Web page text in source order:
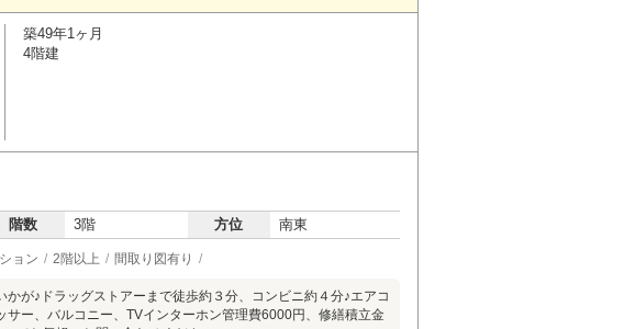
築49年1ヶ月
4階建
階数 3階 方位 南東
ョン 2階以上 間取り図有り
が♪ドラッグストアーまで徒歩約３分、コンビニ約４分♪エアコ
ー、バルコニー、TVインターホン管理費6000円、修繕積立金